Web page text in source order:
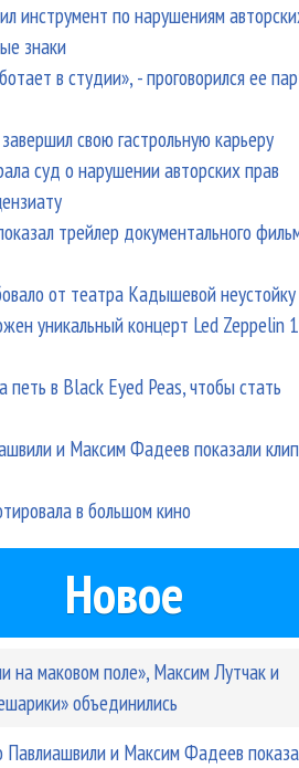
инструмент по нарушениям
знаки
в студии», - проговорился ее
свою гастрольную карьеру
суд о нарушении авторских прав
трейлер документального
от театра Кадышевой неустойку
уникальный концерт Led Zeppelin
петь в Black Eyed Peas, чтобы стать
и Максим Фадеев показали
в большом кино
Новое
на маковом поле», Максим Лутчак и
объединились
Павлиашвили и Максим Фадеев